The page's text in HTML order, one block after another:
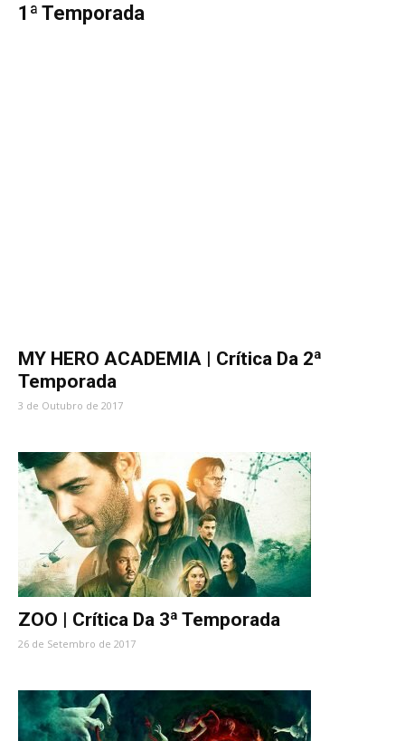
1ª Temporada
MY HERO ACADEMIA | Crítica Da 2ª
Temporada
3 de Outubro de 2017
ZOO | Crítica Da 3ª Temporada
26 de Setembro de 2017